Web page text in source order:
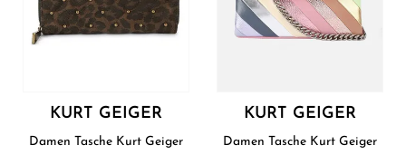
KURT GEIGER
Damen Tasche Kurt Geiger
KURT GEIGER
Damen Tasche Kurt Geiger